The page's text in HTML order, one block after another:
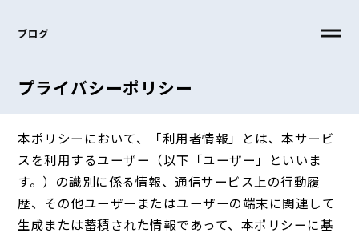
ブログ
プライバシーポリシー
本ポリシーにおいて、「利用者情報」とは、本サービ
スを利用するユーザー（以下「ユーザー」といいま
す。）の識別に係る情報、通信サービス上の行動履
歴、その他ユーザーまたはユーザーの端末に関連して
生成または蓄積された情報であって、本ポリシーに基